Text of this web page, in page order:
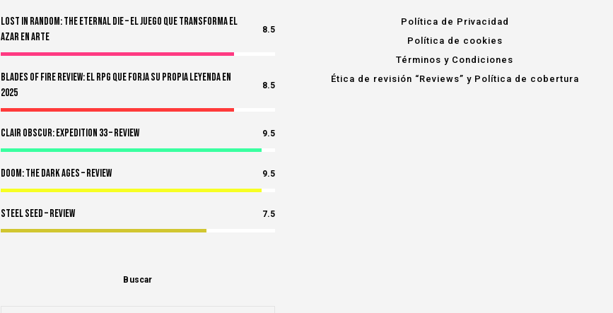
Lost in Random: The Eternal Die – El Juego Que Transforma el
Azar en Arte
8.5
Blades of Fire Review: El RPG Que Forja Su Propia Leyenda en
2025
8.5
Clair Obscur: Expedition 33 – Review 9.5
Doom: The Dark Ages – Review 9.5
Steel Seed – Review 7.5
Buscar
Política de Privacidad
Política de cookies
Términos y Condiciones
Ética de revisión “Reviews” y Política de cobertura